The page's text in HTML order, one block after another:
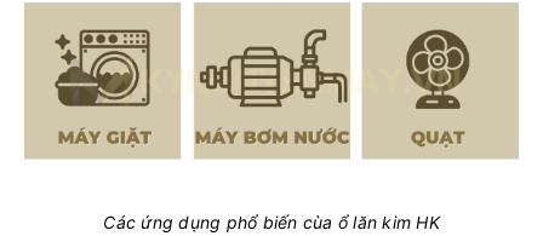
Các ứng dụng phổ biến cùa ổ lăn kim HK